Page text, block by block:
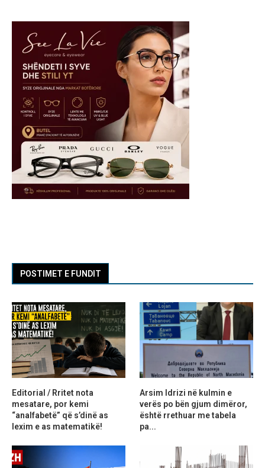
POSTIMET E FUNDIT
Editorial / Rritet nota
mesatare, por kemi
“analfabetë” që s’dinë as
lexim e as matematikë!
Arsim Idrizi në kulmin e
verës po bën gjum dimëror,
është rrethuar me tabela
pa...